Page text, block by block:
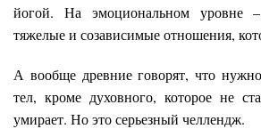
йогой. На эмоциональном уровне
тяжелые и созависимые отношения,
А вообще древние говорят, что
тел, кроме духовного, которое не
умирает. Но это серьезный челлендж.